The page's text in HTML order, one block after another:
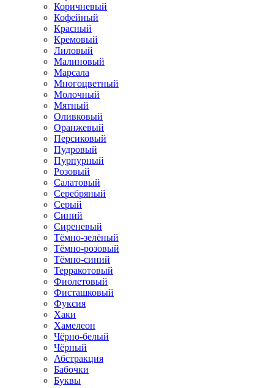
Коричневый
Кофейный
Красный
Кремовый
Лиловый
Малиновый
Марсала
Многоцветный
Молочный
Мятный
Оливковый
Оранжевый
Персиковый
Пудровый
Пурпурный
Розовый
Салатовый
Серебряный
Серый
Синий
Сиреневый
Тёмно-зелёный
Тёмно-розовый
Тёмно-синий
Терракотовый
Фиолетовый
Фисташковый
Фуксия
Хаки
Хамелеон
Чёрно-белый
Чёрный
Абстракция
Бабочки
Буквы